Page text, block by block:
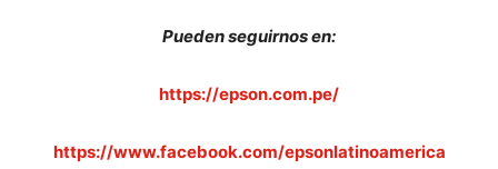
Pueden seguirnos en:
https://epson.com.pe/
https://www.facebook.com/epsonlatinoamerica